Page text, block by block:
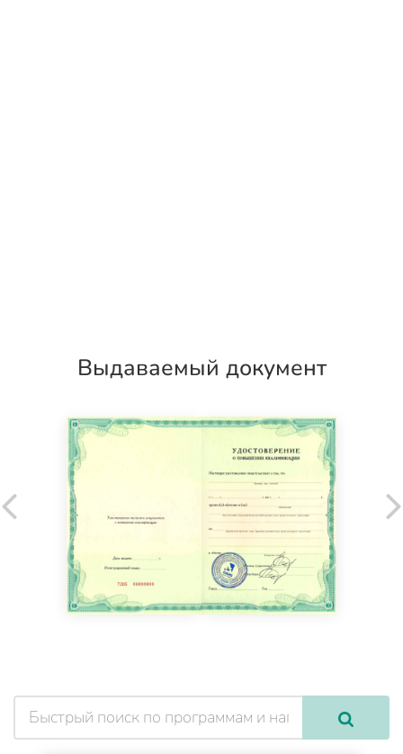
Выдаваемый документ